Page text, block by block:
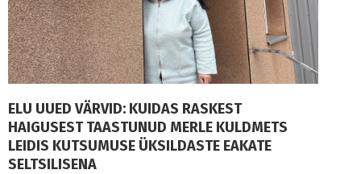
ELU UUED VÄRVID: KUIDAS RASKEST
HAIGUSEST TAASTUNUD MERLE KULDMETS
LEIDIS KUTSUMUSE ÜKSILDASTE EAKATE
SELTSILISENA